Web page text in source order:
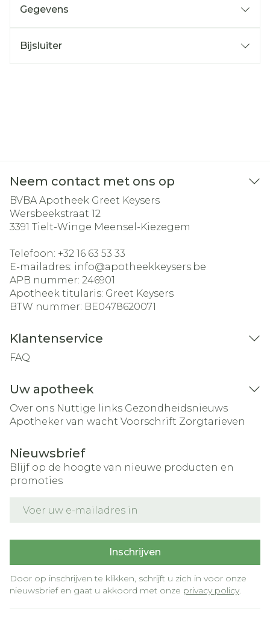
Gegevens
Bijsluiter
Neem contact met ons op
BVBA Apotheek Greet Keysers
Wersbeekstraat 12
3391 Tielt-Winge Meensel-Kiezegem
Telefoon: +32 16 63 53 33
E-mailadres: info@apotheekkeysers.be
APB nummer: 246901
Apotheek titularis: Greet Keysers
BTW nummer: BE0478620071
Klantenservice
FAQ
Uw apotheek
Over ons Nuttige links Gezondheidsnieuws
Apotheker van wacht Voorschrift Zorgtarieven
Nieuwsbrief
Blijf op de hoogte van nieuwe producten en
promoties
Inschrijven
Door op inschrijven te klikken, schrijft u zich in voor onze
nieuwsbrief en gaat u akkoord met onze privacy policy.